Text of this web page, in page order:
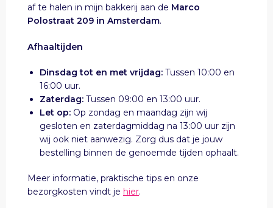
af te halen in mijn bakkerij aan de Marco
Polostraat 209 in Amsterdam.
Afhaaltijden
Dinsdag tot en met vrijdag: Tussen 10:00 en
16:00 uur.
Zaterdag: Tussen 09:00 en 13:00 uur.
Let op: Op zondag en maandag zijn wij
gesloten en zaterdagmiddag na 13:00 uur zijn
wij ook niet aanwezig. Zorg dus dat je jouw
bestelling binnen de genoemde tijden ophaalt.
Meer informatie, praktische tips en onze
bezorgkosten vindt je hier.